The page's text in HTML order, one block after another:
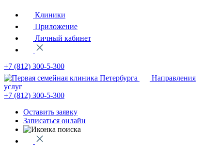
Клиники
Приложение
Личный кабинет
+7 (812) 300-5-300
Направления
услуг
+7 (812) 300-5-300
Оставить заявку
Записаться онлайн